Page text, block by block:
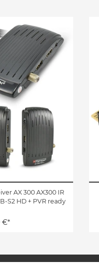
AX 300 AX300 IR
S2 HD + PVR ready
€*